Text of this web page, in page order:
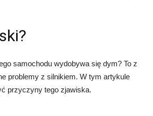
samochodu wydobywa się dym? To z
problemy z silnikiem. W tym artykule
przyczyny tego zjawiska.